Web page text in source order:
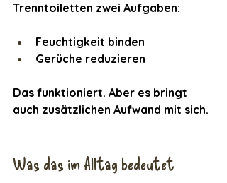
Trenntoiletten zwei Aufgaben:
Feuchtigkeit binden
Gerüche reduzieren
Das funktioniert. Aber es bringt
auch zusätzlichen Aufwand mit sich.
Was das im Alltag bedeutet